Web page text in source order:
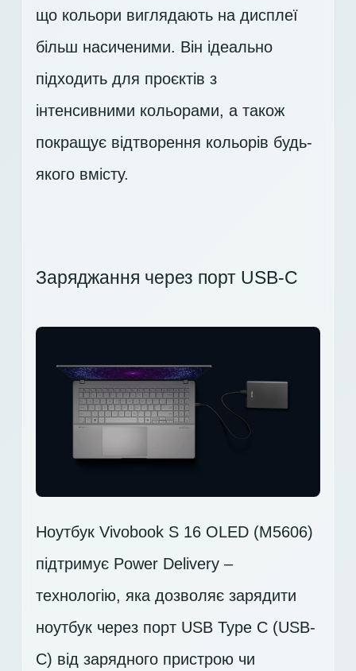
що кольори виглядають на дисплеї
більш насиченими. Він ідеально
підходить для проєктів з
інтенсивними кольорами, а також
покращує відтворення кольорів будь-
якого вмісту.
Заряджання через порт USB-C
Ноутбук Vivobook S 16 OLED (M5606)
підтримує Power Delivery –
технологію, яка дозволяє зарядити
ноутбук через порт USB Type C (USB-
C) від зарядного пристрою чи